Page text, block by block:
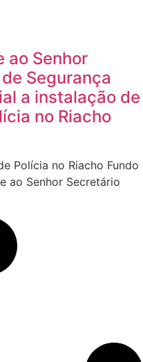
ao Senhor
Segurança
a instalação de
no Riacho
Polícia no Riacho Fundo
ao Senhor Secretário